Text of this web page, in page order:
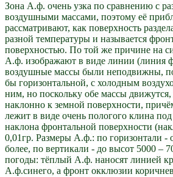
Зона А.ф. очень узка по сравнению с
воздушными массами, поэтому её
рассматривают, как поверхность
разной температуры и называется
поверхностью. По той же причине на
А.ф. изображают в виде линии (линия
воздушные массы были неподвижны,
бы горизонтальной, с холодным
ним, но поскольку обе массы движутся,
наклонно к земной поверхности,
лежит в виде очень пологого клина
наклона фронтальной поверхности
0,01гр. Размеры А.ф.: по горизонтали -
более, по вертикали - до высот 5000 –
погоды: тёплый А.ф. наносят линией
А.ф.синего, а фронт окклюзии